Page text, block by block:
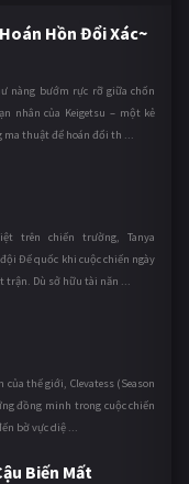
Hồn Đổi Xác~
nàng bướm rực rỡ giữa chốn
nhân của Keigetsu – một kẻ
thuật để hoán đổi th ...
trên chiến trường, Tanya
Đế quốc khi cuộc chiến ngày
trận. Dù sở hữu tài năn ...
thế giới, Clevatess (Season
đồng minh trong cuộc chiến
bờ vực diệ ...
Biến Mất